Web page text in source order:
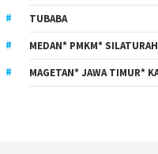
TUBABA
MEDAN* PMKM*
MAGETAN* JAWA TIMUR*